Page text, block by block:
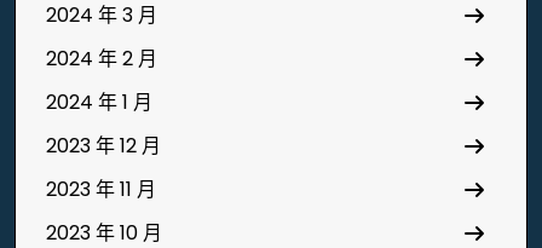
2024 年 3 月
2024 年 2 月
2024 年 1 月
2023 年 12 月
2023 年 11 月
2023 年 10 月